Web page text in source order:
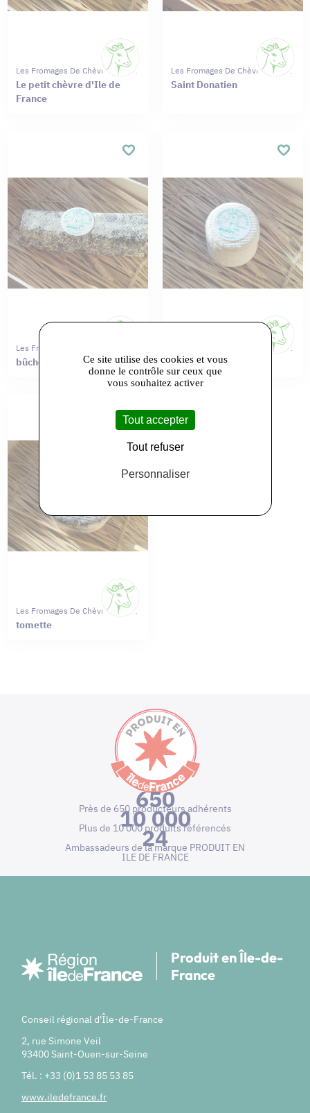
Les Fromages De Chèvres Moret
Le petit chèvre d'Ile de
France
Les Fromages De Chèvres Moret
Saint Donatien
Les Fromages De Chèvres Moret
bûche
Les Fromages De Chèvres Moret
crottin
Les Fromages De Chèvres Moret
tomette
650
Près de 650 producteurs adhérents
10 000
Plus de 10 000 produits référencés
24
Ambassadeurs de la marque PRODUIT EN
ILE DE FRANCE
Produit en Île-de-
France
Conseil régional d'Île-de-France
2, rue Simone Veil
93400 Saint-Ouen-sur-Seine
Tél. : +33 (0)1 53 85 53 85
www.iledefrance.fr
Ce site utilise des cookies et vous
donne le contrôle sur ceux que
vous souhaitez activer
Tout accepter
Tout refuser
Personnaliser